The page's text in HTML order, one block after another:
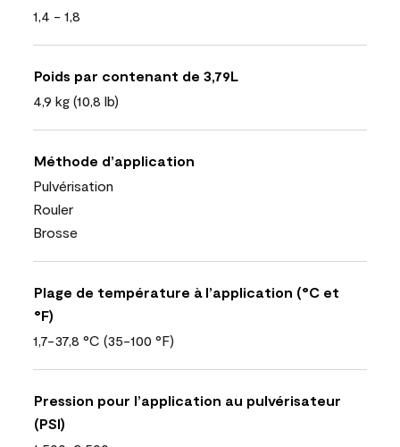
1,4 - 1,8
Poids par contenant de 3,79L
4,9 kg (10,8 lb)
Méthode d’application
Pulvérisation
Rouler
Brosse
Plage de température à l’application (°C et
°F)
1,7-37,8 °C (35-100 °F)
Pression pour l’application au pulvérisateur
(PSI)